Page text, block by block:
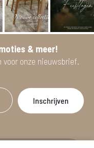
& meer!
onze nieuwsbrief.